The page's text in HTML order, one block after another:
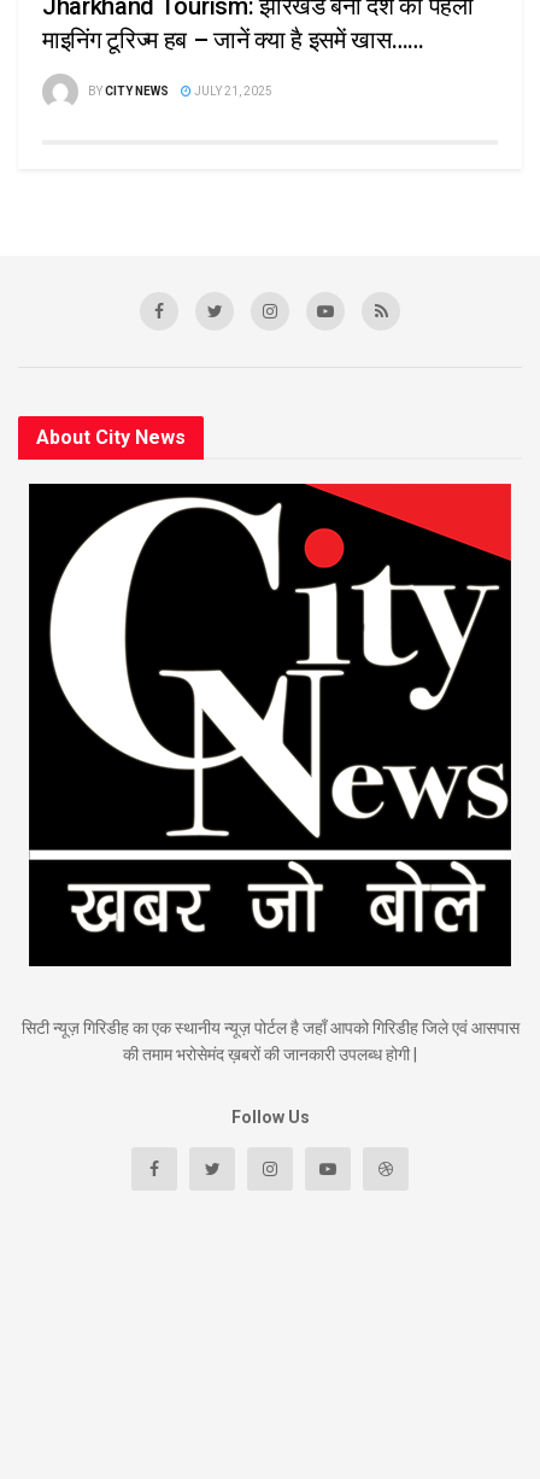
Jharkhand Tourism: झारखंड बना देश का पहला
माइनिंग टूरिज्म हब – जानें क्या है इसमें खास……
BYCITY NEWS JULY 21, 2025
About City News
सिटी न्यूज़ गिरिडीह का एक स्थानीय न्यूज़ पोर्टल है जहाँ आपको गिरिडीह जिले एवं आसपास
की तमाम भरोसेमंद ख़बरों की जानकारी उपलब्ध होगी |
Follow Us